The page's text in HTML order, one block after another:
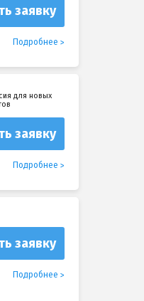
заявку
Подробнее
для новых
заявку
Подробнее
заявку
Подробнее